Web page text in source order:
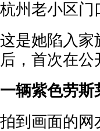
杭州老小区门
这是她陷入家
后，首次在公
一辆紫色劳斯
拍到画面的网